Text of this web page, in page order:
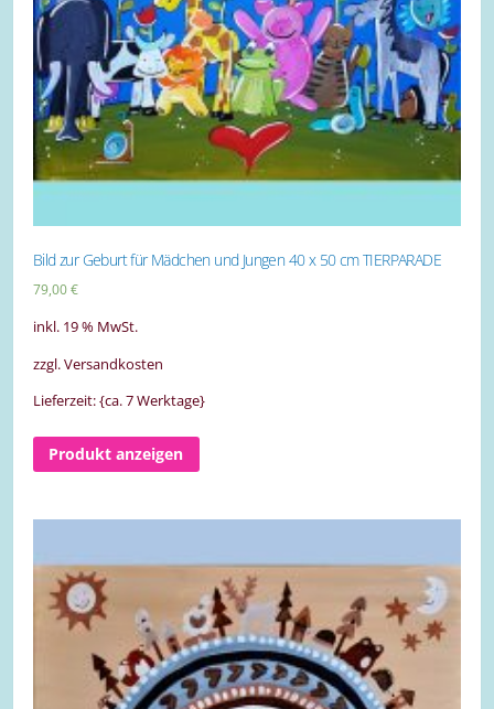
Bild zur Geburt für Mädchen und Jungen 40 x 50 cm TIERPARADE
79,00€
inkl. 19 % MwSt.
zzgl. Versandkosten
Lieferzeit: {ca. 7 Werktage}
Produkt anzeigen